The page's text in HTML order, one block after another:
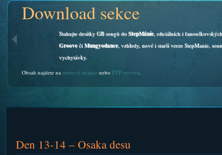
Download sekce
Stahujte desítky GB songů doStepMáníe, oficiálních i
Grooveči Mungyodance, vzhledy, nové i starší verze StepManie,
vychytávky.
Obsah najdete na webové stránce nebo FTP serveru.
Den 13-14 – Osaka desu